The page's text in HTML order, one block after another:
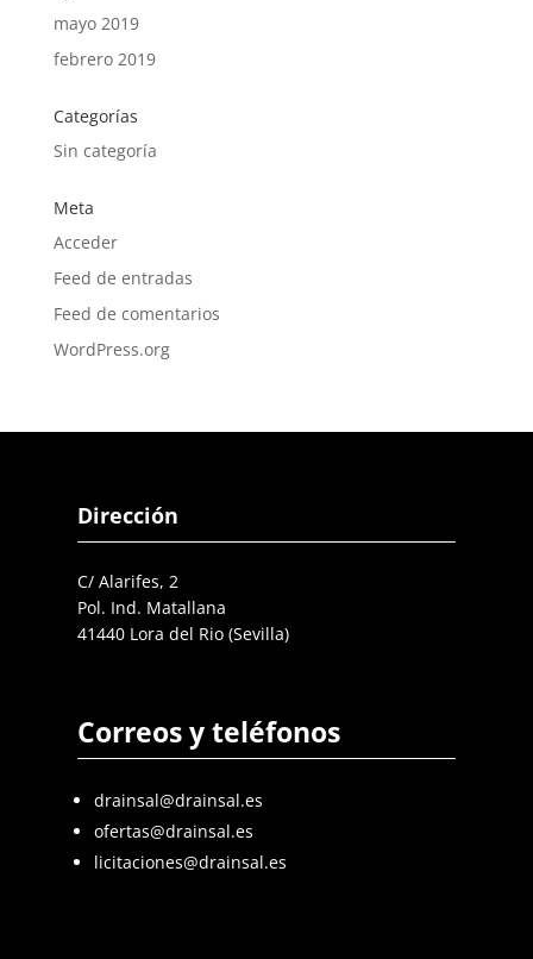
mayo 2019
febrero 2019
Categorías
Sin categoría
Meta
Acceder
Feed de entradas
Feed de comentarios
WordPress.org
Dirección
C/ Alarifes, 2
Pol. Ind. Matallana
41440 Lora del Rio (Sevilla)
Correos y teléfonos
drainsal@drainsal.es
ofertas@drainsal.es
licitaciones@drainsal.es